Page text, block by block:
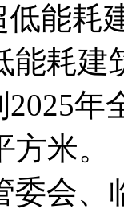
低能
能耗建
方米
委会